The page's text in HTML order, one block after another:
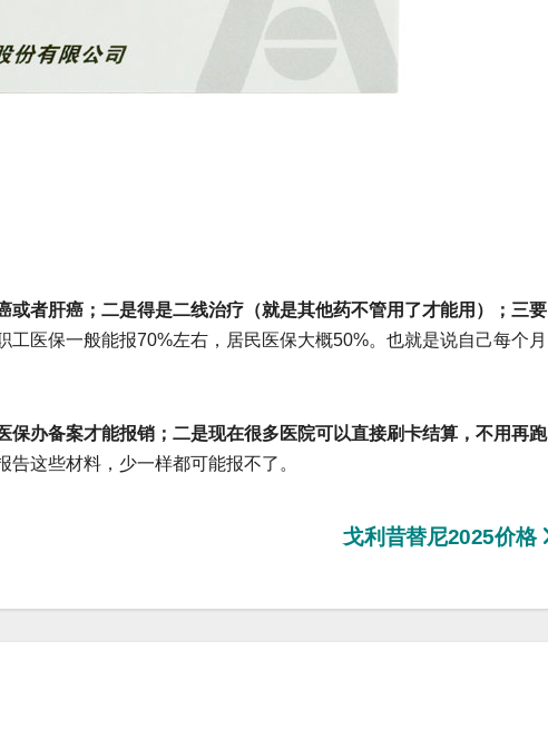
或者肝癌；二是得是二线治疗（就是其他药不管用了才能用）；三要
工医保一般能报70%左右，居民医保大概50%。也就是说自己每个月
保办备案才能报销；二是现在很多医院可以直接刷卡结算，不用再跑
这些材料，少一样都可能报不了。
戈利昔替尼2025价格